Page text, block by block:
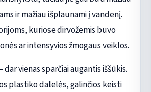
ir mažiau išplaunami į vandenį.
kuriose dirvožemis buvo
ar intensyvios žmogaus veiklos.
vienas sparčiai augantis iššūkis.
plastiko dalelės, galinčios keisti